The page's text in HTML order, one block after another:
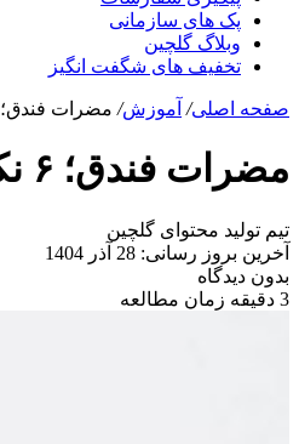
پک های سازمانی
وبلاگ گلچین
تخفیف های شگفت انگیز
صفحه اصلی/ آموزش/ مضرات فندق؛ ۶ نکته‌ی مهم
مضرات فندق؛ ۶ نکته‌ی مهم
تیم تولید محتوای گلچین
آخرین بروز رسانی: 28 آذر 1404
بدون دیدگاه
3 دقیقه زمان مطالعه